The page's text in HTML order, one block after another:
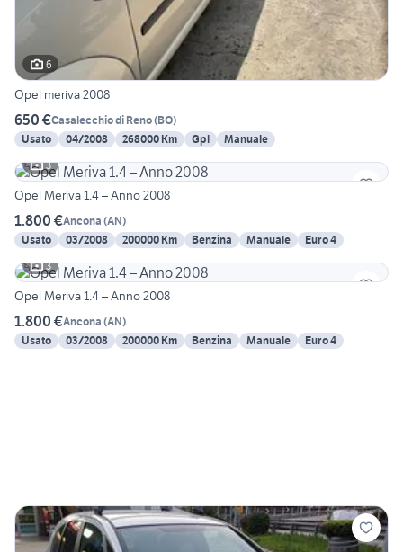
6
Opel meriva 2008
650 €Casalecchio di Reno(BO)
Usato
04/2008 268000 Km Gpl
Manuale
3
Opel Meriva 1.4 – Anno 2008
1.800 €Ancona (AN)
Usato
03/2008 200000 Km Benzina Manuale
Euro 4
3
Opel Meriva 1.4 – Anno 2008
1.800 €Ancona (AN)
Usato
03/2008 200000 Km Benzina Manuale Euro 4